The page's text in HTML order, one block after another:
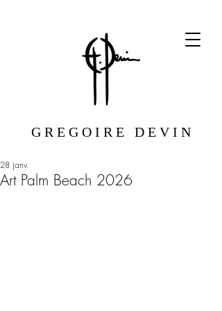
G R E G O I R E D E V I N
Art Palm Beach 2026
28 janv.